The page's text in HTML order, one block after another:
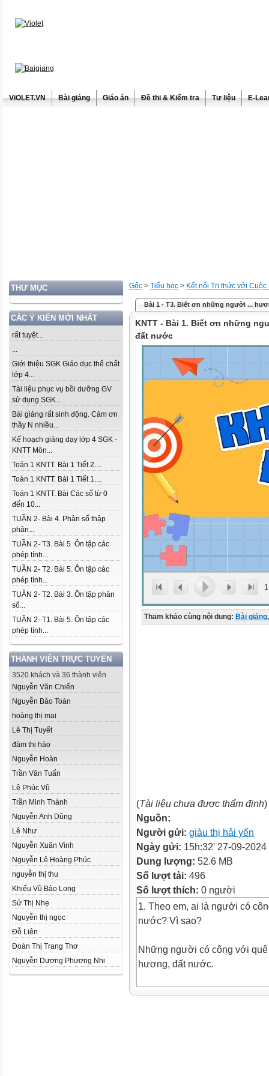
ViOLET.VN Bài giảng Giáo án Đề thi & Kiểm tra Tư liệu E-
THƯ MỤC
CÁC Ý KIẾN MỚI NHẤT
rất tuyệt...
...
Giới thiệu SGK Giáo dục thể chất
lớp 4...
Tài liệu phục vụ bồi dưỡng GV
sử dụng SGK...
Bài giảng rất sinh động. Cảm ơn
thầy N nhiều...
Kế hoạch giảng dạy lớp 4 SGK -
KNTT Môn...
Toán 1 KNTT. Bài 1 Tiết 2....
Toán 1 KNTT. Bài 1 Tiết 1....
Toán 1 KNTT. Bài Các số từ 0
đến 10...
TUẦN 2- Bài 4. Phân số thập
phân...
TUẦN 2- T3. Bài 5. Ôn tập các
phép tính...
TUẦN 2- T2. Bài 5. Ôn tập các
phép tính...
TUẦN 2- T2. Bài 3. Ôn tập phân
số...
TUẦN 2- T1. Bài 5. Ôn tập các
phép tính...
THÀNH VIÊN TRỰC TUYẾN
3520 khách và 36 thành viên
Nguyễn Văn Chiến
Nguyễn Bảo Toàn
hoàng thị mai
Lê Thị Tuyết
đàm thị hảo
Nguyễn Hoàn
Trần Văn Tuấn
Lê Phúc Vũ
Trần Minh Thành
Nguyễn Anh Dũng
Lê Như
Nguyễn Xuân Vinh
Nguyễn Lê Hoàng Phúc
nguyễn thị thu
Khiếu Vũ Bảo Long
Sử Thị Nhẹ
Nguyễn thị ngọc
Đỗ Liên
Đoàn Thị Trang Thơ
Nguyễn Dương Phương Nhi
Gốc > Tiểu học > Kết nối Tri thức với Cuộc
Bài 1 - T3. Biết ơn những người ...
KNTT - Bài 1. Biết ơn những
đất nước
1
Tham khảo cùng nội dung: Bài giảng,
(Tài liệu chưa được thẩm định)
Nguồn:
Người gửi: giàu thị hải yến
Ngày gửi: 15h:32' 27-09-2024
Dung lượng: 52.6 MB
Số lượt tải: 496
Số lượt thích: 0 người
1. Theo em, ai là người có
nước? Vì sao?
Những người có công với quê
hương, đất nước.